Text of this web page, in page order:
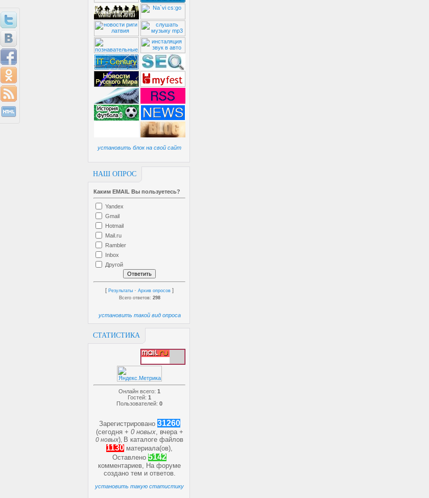
установить блок на свой сайт
НАШ ОПРОС
Каким EMAIL Вы пользуетесь?
Yandex
Gmail
Hotmail
Mail.ru
Rambler
Inbox
Другой
[ Результаты · Архив опросов ]
Всего ответов: 298
установить такой вид опроса
СТАТИСТИКА
Онлайн всего: 1
Гостей: 1
Пользователей: 0
Зарегистрировано 31260
(сегодня + 0 новых, вчера +
0 новых) В каталоге файлов
1130 материала(ов),
Оставлено 5142
комментариев, На форуме
создано тем и ответов.
установить такую статистику